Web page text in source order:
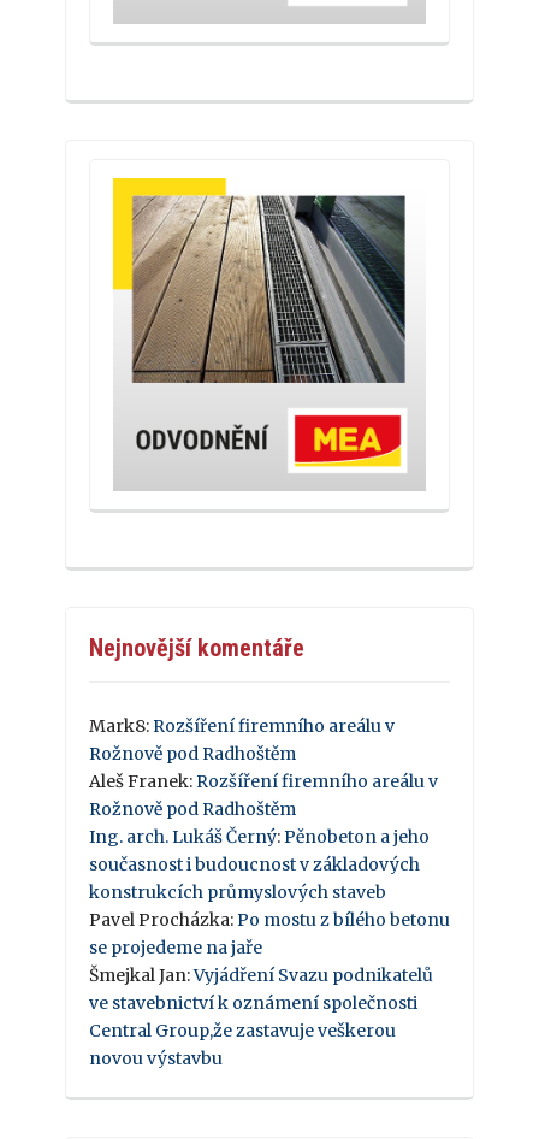
Nejnovější komentáře
Mark8: Rozšíření firemního areálu v
Rožnově pod Radhoštěm
Aleš Franek: Rozšíření firemního areálu v
Rožnově pod Radhoštěm
Ing. arch. Lukáš Černý: Pěnobeton a jeho
současnost i budoucnost v základových
konstrukcích průmyslových staveb
Pavel Procházka: Po mostu z bílého betonu
se projedeme na jaře
Šmejkal Jan:Vyjádření Svazu podnikatelů
ve stavebnictví k oznámení společnosti
Central Group,že zastavuje veškerou
novou výstavbu